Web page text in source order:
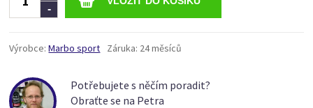
-
Výrobce: Marbo sport Záruka: 24 měsíců
Potřebujete s něčím poradit?
Obraťte se na Petra